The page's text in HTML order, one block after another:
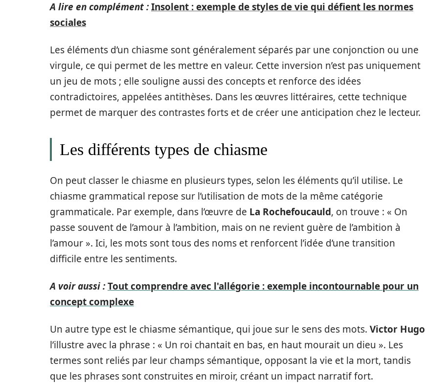
A lire en complément :Insolent : exemple de styles de vie qui défient les normes
sociales
Les éléments d’un chiasme sont généralement séparés par une conjonction ou une
virgule, ce qui permet de les mettre en valeur. Cette inversion n’est pas uniquement
un jeu de mots ; elle souligne aussi des concepts et renforce des idées
contradictoires, appelées antithèses. Dans les œuvres littéraires, cette technique
permet de marquer des contrastes forts et de créer une anticipation chez le lecteur.
Les différents types de chiasme
On peut classer le chiasme en plusieurs types, selon les éléments qu’il utilise. Le
chiasme grammatical repose sur l’utilisation de mots de la même catégorie
grammaticale. Par exemple, dans l’œuvre de La Rochefoucauld, on trouve : « On
passe souvent de l’amour à l’ambition, mais on ne revient guère de l’ambition à
l’amour ». Ici, les mots sont tous des noms et renforcent l’idée d’une transition
difficile entre les sentiments.
A voir aussi :Tout comprendre avec l'allégorie : exemple incontournable pour un
concept complexe
Un autre type est le chiasme sémantique, qui joue sur le sens des mots. Victor Hugo
l’illustre avec la phrase : « Un roi chantait en bas, en haut mourait un dieu ». Les
termes sont reliés par leur champs sémantique, opposant la vie et la mort, tandis
que les phrases sont construites en miroir, créant un impact narratif fort.